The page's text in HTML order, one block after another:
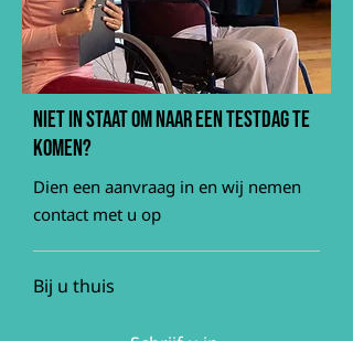
Niet in staat om naar een testdag te
komen?
Dien een aanvraag in en wij nemen
contact met u op
Bij u thuis